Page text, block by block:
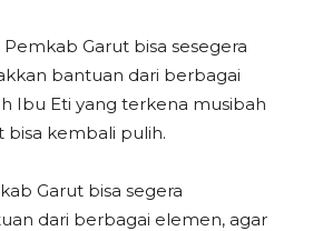
Garut bisa sesegera
bantuan dari berbagai
Ibu Eti yang terkena musibah
kembali pulih.
Garut bisa segera
dari berbagai elemen, agar